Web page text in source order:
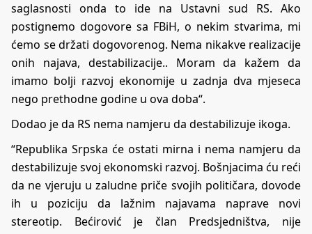
saglasnosti onda to ide na Ustavni sud RS. Ako
postignemo dogovore sa FBiH, o nekim stvarima, mi
ćemo se držati dogovorenog. Nema nikakve realizacije
onih najava, destabilizacije.. Moram da kažem da
imamo bolji razvoj ekonomije u zadnja dva mjeseca
nego prethodne godine u ova doba“.
Dodao je da RS nema namjeru da destabilizuje ikoga.
“Republika Srpska će ostati mirna i nema namjeru da
destabilizuje svoj ekonomski razvoj. Bošnjacima ću reći
da ne vjeruju u zaludne priče svojih političara, dovode
ih u poziciju da lažnim najavama naprave novi
stereotip. Bećirović je član Predsjedništva, nije